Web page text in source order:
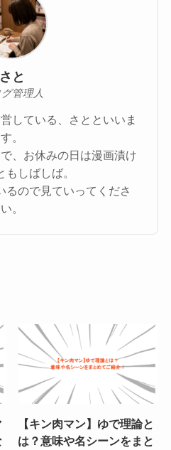
さと
管理人
している、さとといいま
す。
、お休みの日は漫画漬け
もしばしば。
るので見ていってくださ
い。
【キン肉マン】ゆで理論と
は？意味や名シーンをまと